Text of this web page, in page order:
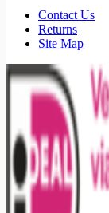
Contact Us
Returns
Site Map